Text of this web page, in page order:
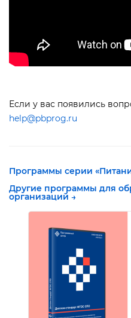
Если у вас появились
help@pbprog.ru
Программы серии
Другие программы для
организаций →